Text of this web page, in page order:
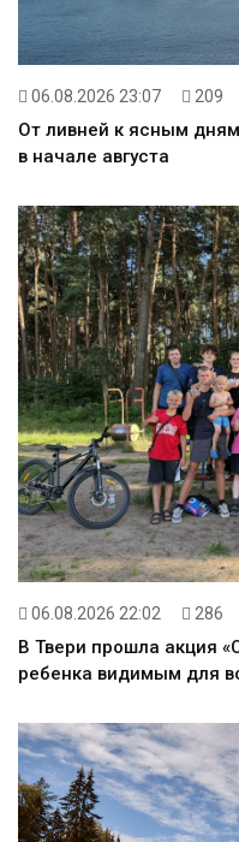
06.08.2026 23:07 209
От ливней к ясным
в начале августа
06.08.2026 22:02 286
В Твери прошла акция
ребенка видимым для